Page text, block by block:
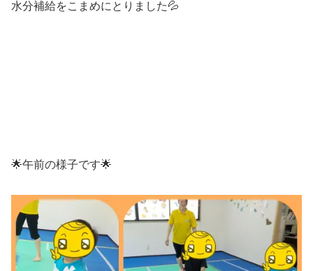
水分補給をこまめにとりました💦
🌟午前の様子です🌟